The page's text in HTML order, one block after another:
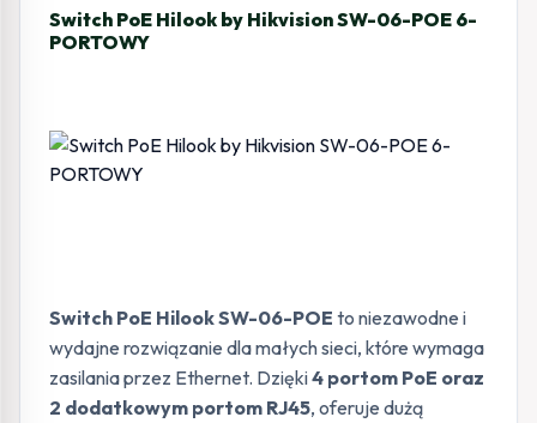
Switch PoE Hilook by Hikvision SW-06-POE 6-
PORTOWY
Switch PoE Hilook SW-06-POE to niezawodne i
wydajne rozwiązanie dla małych sieci, które wymaga
zasilania przez Ethernet. Dzięki4 portom PoE oraz
2 dodatkowym portom RJ45, oferuje dużą